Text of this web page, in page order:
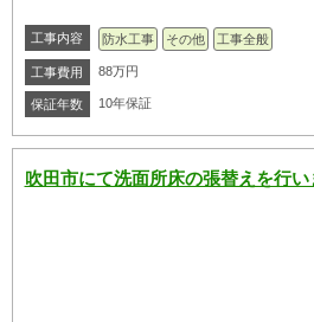
工事内容 防水工事 その他 工事全般
工事費用 88万円
保証年数 10年保証
吹田市にて洗面所床の張替えを行い